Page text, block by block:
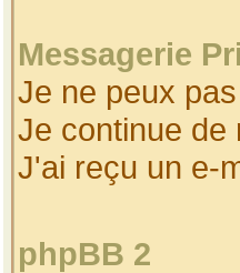
Messagerie
Je ne peux
Je continue de
J'ai reçu un e-
phpBB 2